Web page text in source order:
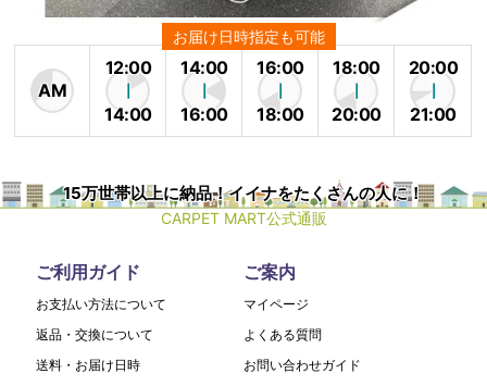
お届け日時指定も可能
AM
12:00
14:00
14:00
16:00
16:00
18:00
18:00
20:00
20:00
21:00
15万世帯以上に納品！イイナをたくさんの人に！
CARPET MART公式通販
ご利用ガイド
お支払い方法について
返品・交換について
送料・お届け日時
ご案内
マイページ
よくある質問
お問い合わせガイド